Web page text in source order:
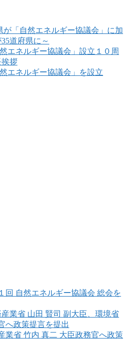
が「自然エネルギー協議会」に加
道府県に～
然エネルギー協議会」設立１０周
拶
然エネルギー協議会」を設立
回 自然エネルギー協議会 総会を
業省 山田 賢司 副大臣、環境省
へ政策提言を提出
業省 竹内 真二 大臣政務官へ政策